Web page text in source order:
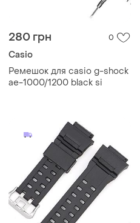
280 грн 0
Casio
Ремешок для casio g-shock
ae-1000/1200 black si